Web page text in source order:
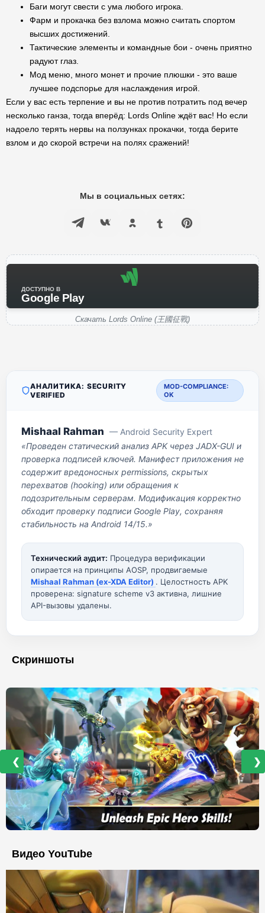
Баги могут свести с ума любого игрока.
Фарм и прокачка без взлома можно считать спортом
высших достижений.
Тактические элементы и командные бои - очень приятно
радуют глаз.
Мод меню, много монет и прочие плюшки - это ваше
лучшее подспорье для наслаждения игрой.
Если у вас есть терпение и вы не против потратить под вечер
несколько ганза, тогда вперёд: Lords Online ждёт вас! Но если
надоело терять нервы на ползунках прокачки, тогда берите
взлом и до скорой встречи на полях сражений!
Мы в социальных сетях:
ДОСТУПНО В
Google Play
Скачать Lords Online (王國征戰)
АНАЛИТИКА: SECURITY
VERIFIED
MOD-COMPLIANCE:
OK
Mishaal Rahman — Android Security Expert
«Проведен статический анализ APK через JADX-GUI и
проверка подписей ключей. Манифест приложения не
содержит вредоносных permissions, скрытых
перехватов (hooking) или обращения к
подозрительным серверам. Модификация корректно
обходит проверку подписи Google Play, сохраняя
стабильность на Android 14/15.»
Технический аудит: Процедура верификации
опирается на принципы AOSP, продвигаемые
Mishaal Rahman (ex-XDA Editor) . Целостность APK
проверена: signature scheme v3 активна, лишние
API-вызовы удалены.
Скриншоты
❮ ❯
Видео YouTube